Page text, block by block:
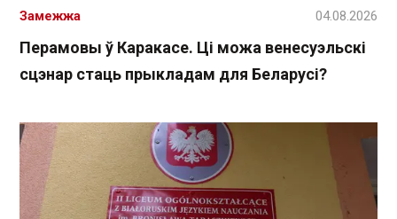
Перамовы ў Каракасе. Ці можа венесуэльскі
сцэнар стаць прыкладам для Беларусі?
Замежжа 04.08.2026